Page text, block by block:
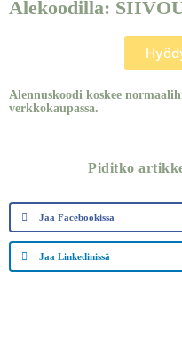
Alekoodilla:
Alennuskoodi koskee
verkkokaupassa.
Piditko
Jaa Facebookissa
Jaa Linkedinissä